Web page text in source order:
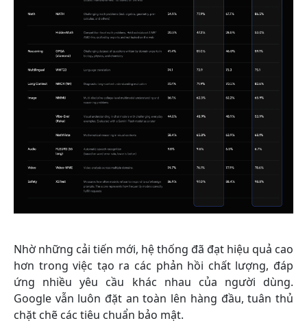
Nhờ những cải tiến mới, hệ thống đã đạt hiệu quả cao
hơn trong việc tạo ra các phản hồi chất lượng, đáp
ứng nhiều yêu cầu khác nhau của người dùng.
Google vẫn luôn đặt an toàn lên hàng đầu, tuân thủ
chặt chẽ các tiêu chuẩn bảo mật.